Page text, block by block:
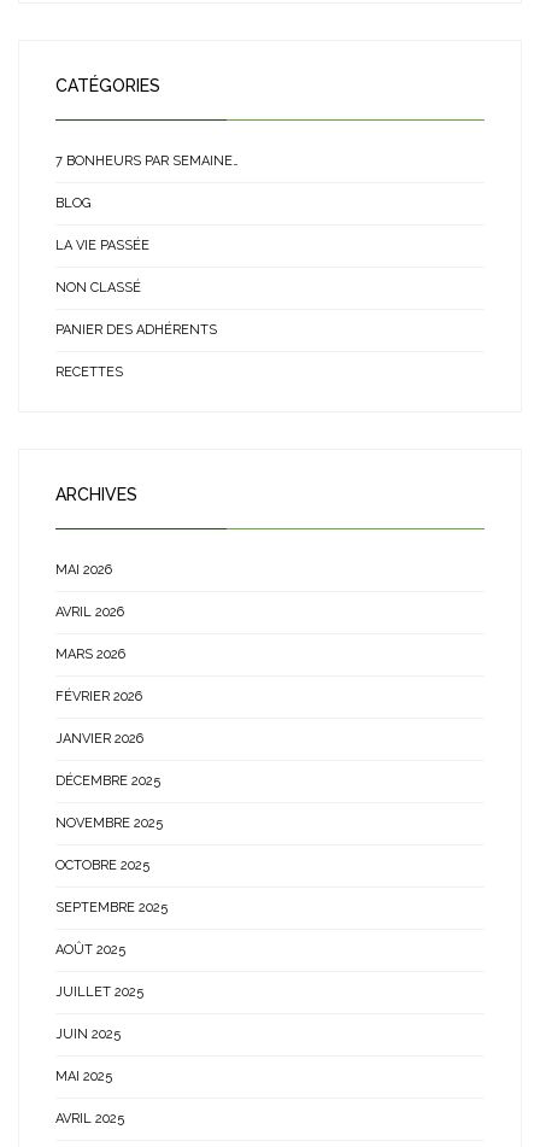
CATÉGORIES
7 BONHEURS PAR SEMAINE…
BLOG
LA VIE PASSÉE
NON CLASSÉ
PANIER DES ADHÉRENTS
RECETTES
ARCHIVES
MAI 2026
AVRIL 2026
MARS 2026
FÉVRIER 2026
JANVIER 2026
DÉCEMBRE 2025
NOVEMBRE 2025
OCTOBRE 2025
SEPTEMBRE 2025
AOÛT 2025
JUILLET 2025
JUIN 2025
MAI 2025
AVRIL 2025